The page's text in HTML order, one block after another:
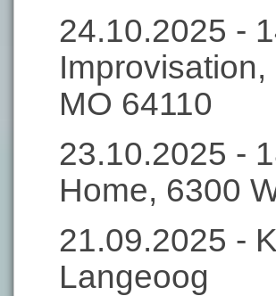
24.10.2025 -
MO 64110
23.10.2025 -
Home, 6300
21.09.2025 -
Langeoog